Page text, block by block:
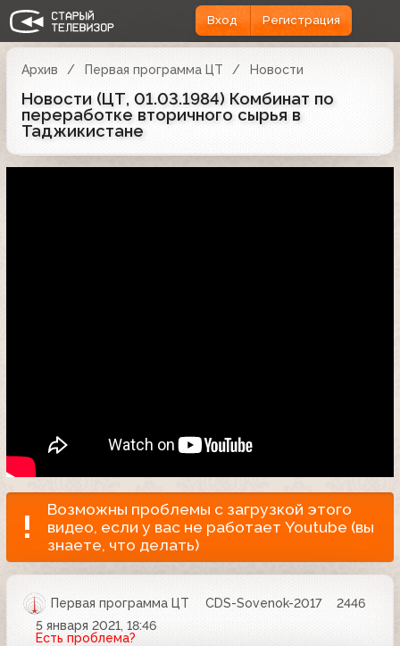
Вход Регистрация
Архив Первая программа ЦТ Новости
Новости (ЦТ, 01.03.1984) Комбинат по
переработке вторичного сырья в
Таджикистане
Возможны проблемы с загрузкой этого
видео, если у вас не работает Youtube (вы
знаете, что делать)
Первая программа ЦТ CDS-Sovenok-2017
2446
5 января 2021, 18:46
Есть проблема?